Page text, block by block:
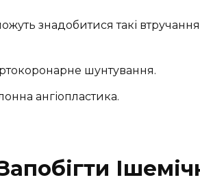
знадобитися такі
шунтування.
ангіопластика.